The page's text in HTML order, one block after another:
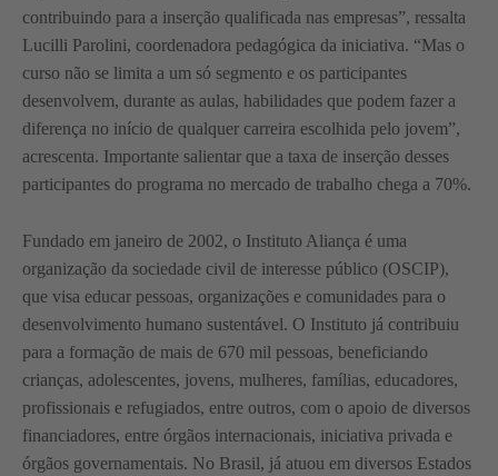
contribuindo para a inserção qualificada nas empresas”, ressalta
Lucilli Parolini, coordenadora pedagógica da iniciativa. “Mas o
curso não se limita a um só segmento e os participantes
desenvolvem, durante as aulas, habilidades que podem fazer a
diferença no início de qualquer carreira escolhida pelo jovem”,
acrescenta. Importante salientar que a taxa de inserção desses
participantes do programa no mercado de trabalho chega a 70%.
Fundado em janeiro de 2002, o Instituto Aliança é uma
organização da sociedade civil de interesse público (OSCIP),
que visa educar pessoas, organizações e comunidades para o
desenvolvimento humano sustentável. O Instituto já contribuiu
para a formação de mais de 670 mil pessoas, beneficiando
crianças, adolescentes, jovens, mulheres, famílias, educadores,
profissionais e refugiados, entre outros, com o apoio de diversos
financiadores, entre órgãos internacionais, iniciativa privada e
órgãos governamentais. No Brasil, já atuou em diversos Estados